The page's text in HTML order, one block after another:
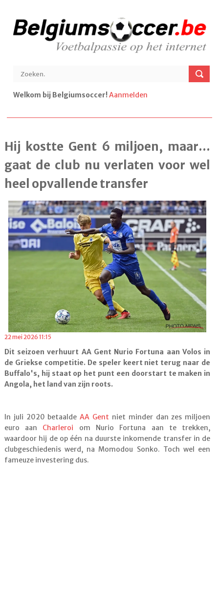
Welkom bij Belgiumsoccer!Aanmelden
Hij kostte Gent 6 miljoen, maar...
gaat de club nu verlaten voor wel
heel opvallende transfer
22 mei 2026 11:15
Dit seizoen verhuurt AA Gent Nurio Fortuna aan Volos in
de Griekse competitie. De speler keert niet terug naar de
Buffalo's, hij staat op het punt een doorstart te maken in
Angola, het land van zijn roots.
In juli 2020 betaaldeAA Gent niet minder dan zes miljoen
euro aan Charleroi om Nurio Fortuna aan te trekken,
waardoor hij de op één na duurste inkomende transfer in de
clubgeschiedenis werd, na Momodou Sonko. Toch wel een
fameuze investering dus.